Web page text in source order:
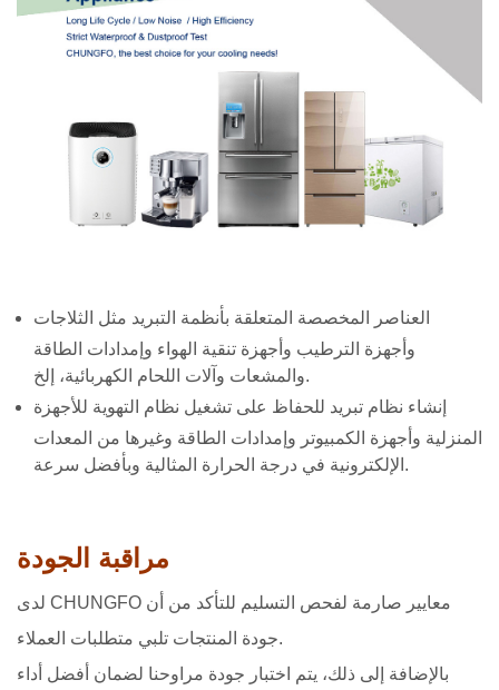
العناصر المخصصة المتعلقة بأنظمة التبريد مثل الثلاجات
وأجهزة الترطيب وأجهزة تنقية الهواء وإمدادات الطاقة
والمشعات وآلات اللحام الكهربائية، إلخ.
إنشاء نظام تبريد للحفاظ على تشغيل نظام التهوية للأجهزة
المنزلية وأجهزة الكمبيوتر وإمدادات الطاقة وغيرها من المعدات
الإلكترونية في درجة الحرارة المثالية وبأفضل سرعة.
مراقبة الجودة
لدى CHUNGFO معايير صارمة لفحص التسليم للتأكد من أن
جودة المنتجات تلبي متطلبات العملاء.
بالإضافة إلى ذلك، يتم اختبار جودة مراوحنا لضمان أفضل أداء